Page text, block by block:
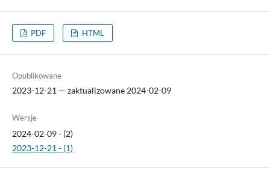
PDF HTML
Opublikowane
2023-12-21 — zaktualizowane 2024-02-09
Wersje
2024-02-09 - (2)
2023-12-21 - (1)